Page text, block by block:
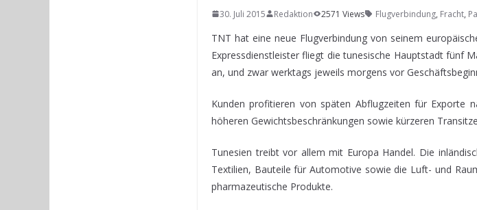
30. Juli 2015 Redaktion 2571 Views Flugverbindung, Fracht,
TNT hat eine neue Flugverbindung von seinem
Expressdienstleister fliegt die tunesische Hauptstadt fünf
an, und zwar werktags jeweils morgens vor
Kunden profitieren von späten Abflugzeiten für Exporte
höheren Gewichtsbeschränkungen sowie kürzeren
Tunesien treibt vor allem mit Europa Handel. Die
Textilien, Bauteile für Automotive sowie die Luft- und
pharmazeutische Produkte.